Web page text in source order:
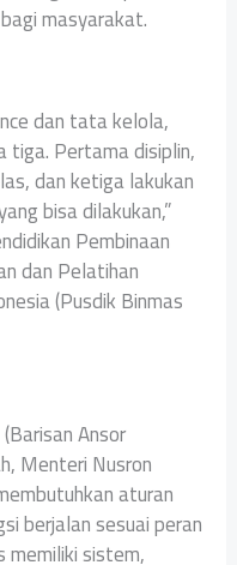
masyarakat.
dan tata kelola,
tiga. Pertama disiplin,
dan ketiga lakukan
bisa dilakukan,”
Pembinaan
dan Pelatihan
(Pusdik Binmas
Ansor
Menteri Nusron
aturan
berjalan sesuai peran
memiliki sistem,